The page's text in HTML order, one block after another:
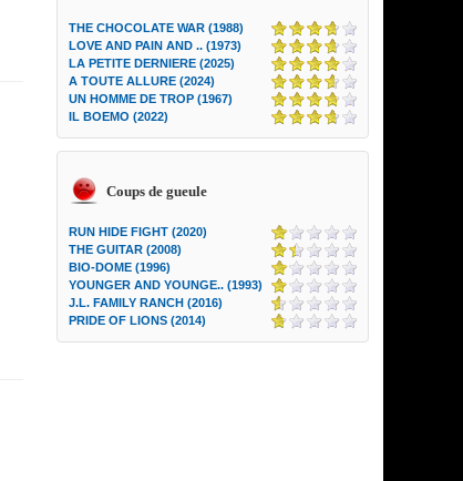
THE CHOCOLATE WAR (1988)
LOVE AND PAIN AND .. (1973)
LA PETITE DERNIERE (2025)
A TOUTE ALLURE (2024)
UN HOMME DE TROP (1967)
IL BOEMO (2022)
Coups de gueule
RUN HIDE FIGHT (2020)
THE GUITAR (2008)
BIO-DOME (1996)
YOUNGER AND YOUNGE.. (1993)
J.L. FAMILY RANCH (2016)
PRIDE OF LIONS (2014)